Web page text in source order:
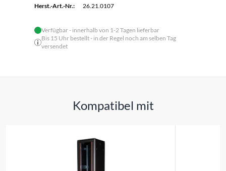
Herst.-Art.-Nr.:
26.21.0107
Verfügbar - innerhalb von 1-2 Tagen lieferbar
Bis 15 Uhr bestellt - in der Regel noch am selben Tag
versendet
Kompatibel mit